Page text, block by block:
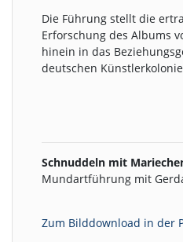
Die Führung stellt die
Erforschung des Albums
hinein in das
deutschen
Schnuddeln mit
Mundartführung mit
Zum Bilddownload in der